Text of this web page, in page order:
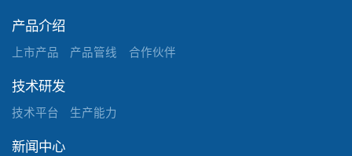
产品介绍
上市产品 产品管线 合作伙伴
技术研发
技术平台 生产能力
新闻中心